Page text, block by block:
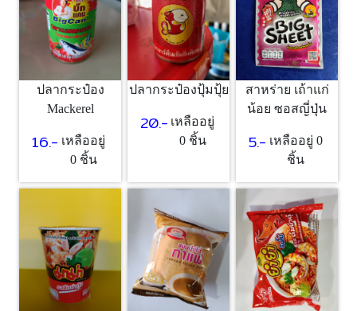
ปลากระป๋อง
Mackerel
16.- เหลืออยู่
0 ชิ้น
ปลากระป๋องปุ้มปุ้ย
20.- เหลืออยู่
0 ชิ้น
สาหร่าย เถ้าแก่
น้อย ซอสญี่ปุ่น
5.- เหลืออยู่ 0
ชิ้น